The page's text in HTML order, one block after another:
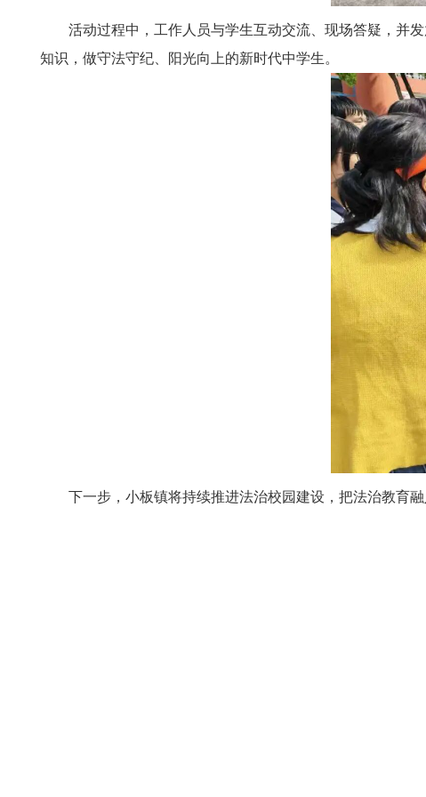
活动过程中，工作人员与学生互动交流、现场答疑，并
知识，做守法守纪、阳光向上的新时代中学生。
下一步，小板镇将持续推进法治校园建设，把法治教育